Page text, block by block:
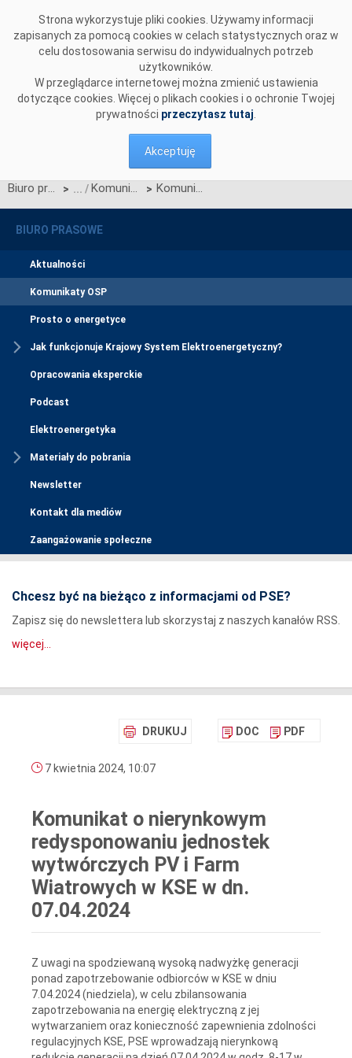
Strona wykorzystuje pliki cookies. Używamy informacji
zapisanych za pomocą cookies w celach statystycznych oraz w
celu dostosowania serwisu do indywidualnych potrzeb
użytkowników.
W przeglądarce internetowej można zmienić ustawienia
dotyczące cookies. Więcej o plikach cookies i o ochronie Twojej
prywatności przeczytasz tutaj
Akceptuję
Biuro prasowe > Komunikaty OSP > Komunikat o nierynkowym redysponowaniu jednostek wytwórczych PV i Farm Wiatrowych w KSE w dn. 07.04.2024
BIURO PRASOWE
Aktualności
Komunikaty OSP
Prosto o energetyce
Jak funkcjonuje Krajowy System Elektroenergetyczny?
Opracowania eksperckie
Podcast
Elektroenergetyka
Materiały do pobrania
Newsletter
Kontakt dla mediów
Zaangażowanie społeczne
Chcesz być na bieżąco z informacjami od PSE?
Zapisz się do newslettera lub skorzystaj z naszych kanałów RSS.
więcej...
DRUKUJ DOC PDF
7 kwietnia 2024, 10:07
Komunikat o nierynkowym
redysponowaniu jednostek
wytwórczych PV i Farm
Wiatrowych w KSE w dn.
07.04.2024
Z uwagi na spodziewaną wysoką nadwyżkę generacji
ponad zapotrzebowanie odbiorców w KSE w dniu
7.04.2024 (niedziela), w celu zbilansowania
zapotrzebowania na energię elektryczną z jej
wytwarzaniem oraz konieczność zapewnienia zdolności
regulacyjnych KSE, PSE wprowadzają nierynkową